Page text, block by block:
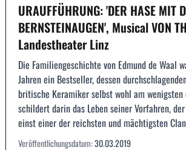
URAUFFÜHRUNG: 'DER HASE MIT
BERNSTEINAUGEN', Musical VON
Landestheater Linz
Die Familiengeschichte von Edmund de Waal
Jahren ein Bestseller, dessen
britische Keramiker selbst wohl am
schildert darin das Leben seiner Vorfahren,
einst einer der reichsten und mächtigsten
Veröffentlichungsdatum:30.03.2019